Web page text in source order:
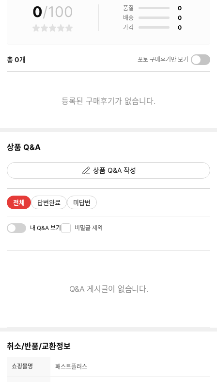
후
기
란?
0/100
별
품질 0점
배송
0점
가격
0점
총0개 포토 구매후기만 보기
켜
기/
등록된 구매후기가 없습니다.
상품 Q&A
상품 Q&A 작성
전체 답변완료 미답변
내 Q&A 보기 비밀글 제외
Q&A 게시글이 없습니다.
취소/반품/교환정보
쇼핑몰명 패스트플러스